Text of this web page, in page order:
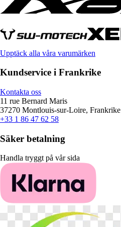
Upptäck alla våra varumärken
Kundservice i Frankrike
Kontakta oss
11 rue Bernard Maris
37270 Montlouis-sur-Loire, Frankrike
+33 1 86 47 62 58
Säker betalning
Handla tryggt på vår sida